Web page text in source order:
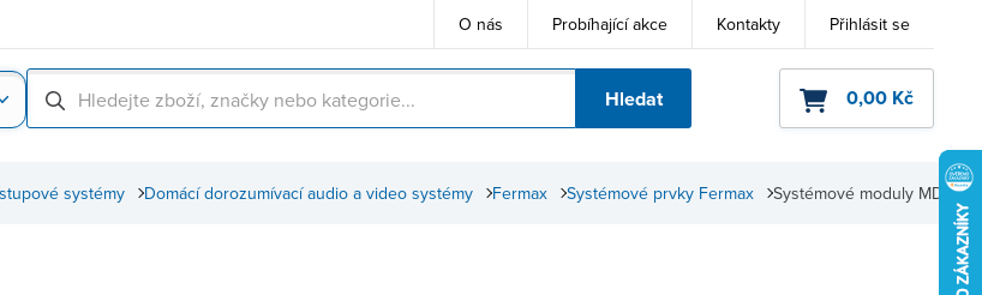
O nás Probíhající akce Kontakty Přihlásit se
Hledat 0,00 Kč
Systémové moduly MDS
Systémové prvky Fermax
Fermax
Domácí dorozumívací audio a video systémy
systémy